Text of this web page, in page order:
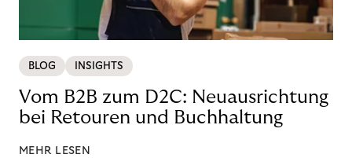
BLOG INSIGHTS
Vom B2B zum D2C: Neuausrichtung
bei Retouren und Buchhaltung
MEHR LESEN